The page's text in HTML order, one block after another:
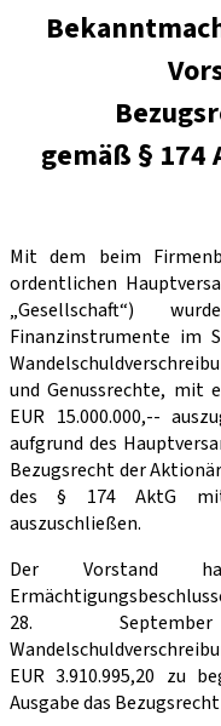
gemäß § 174
Mit dem beim
ordentlichen
„Gesellschaft“)
Finanzinstrumente im
und Genussrechte, mit
EUR 15.000.000,--
aufgrund des
Bezugsrecht der
des § 174 AktG mit
auszuschließen.
Der Vorstand
28.
EUR 3.910.995,20 zu
Ausgabe das